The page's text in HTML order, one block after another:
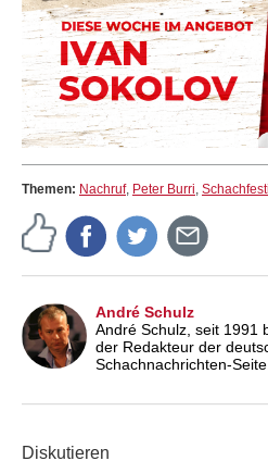
Themen: Nachruf, Peter Burri
André Schulz
André Schulz, seit 1991
der Redakteur der
Schachnachrichten-Seite.
Diskutieren